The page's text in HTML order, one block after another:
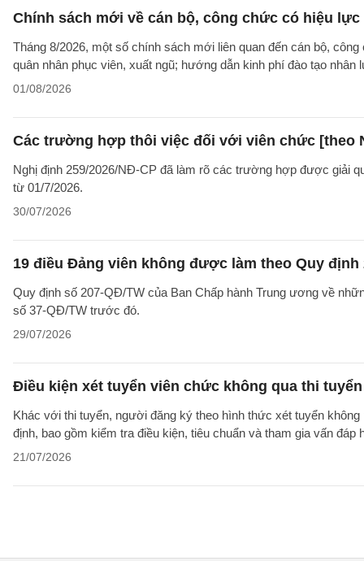
Chính sách mới về cán bộ, công chức có hiệu lực
Tháng 8/2026, một số chính sách mới liên quan đến cán bộ,
quân nhân phục viên, xuất ngũ; hướng dẫn kinh phí đào tạo
01/08/2026
Các trường hợp thôi việc đối với viên chức [theo
Nghị định 259/2026/NĐ-CP đã làm rõ các trường hợp được giải
từ 01/7/2026.
30/07/2026
19 điều Đảng viên không được làm theo Quy định
Quy định số 207-QĐ/TW của Ban Chấp hành Trung ương về
số 37-QĐ/TW trước đó.
29/07/2026
Điều kiện xét tuyển viên chức không qua thi
Khác với thi tuyển, người đăng ký theo hình thức xét tuyển
định, bao gồm kiểm tra điều kiện, tiêu chuẩn và tham gia vấn đáp
21/07/2026